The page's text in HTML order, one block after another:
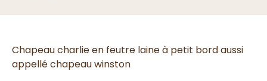
Chapeau charlie en feutre laine à petit bord aussi
appellé chapeau winston